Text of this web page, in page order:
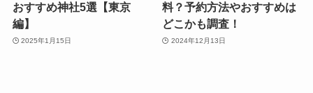
おすすめ神社5選【東京
編】
2025年1月15日
料？予約方法やおすすめは
どこかも調査！
2024年12月13日